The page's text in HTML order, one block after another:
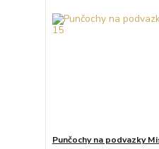
Punčochy na podvazky